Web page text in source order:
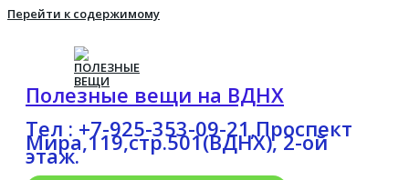
Перейти к содержимому
Полезные вещи на ВДНХ
Тел : +7-925-353-09-21,Проспект
Мира,119,стр.501(ВДНХ), 2-ой
этаж.